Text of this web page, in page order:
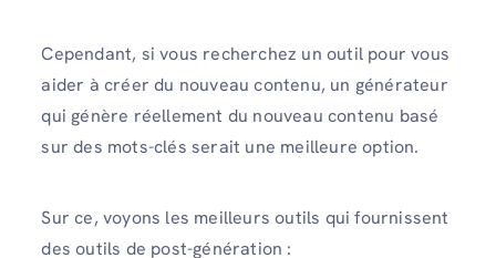
Cependant, si vous recherchez un outil pour vous
aider à créer du nouveau contenu, un générateur
qui génère réellement du nouveau contenu basé
sur des mots-clés serait une meilleure option.
Sur ce, voyons les meilleurs outils qui fournissent
des outils de post-génération :